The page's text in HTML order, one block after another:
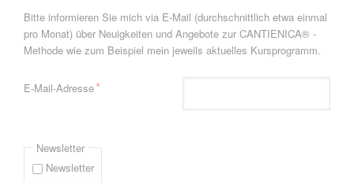
Bitte informieren Sie mich via E-Mail (durchschnittlich etwa einmal
pro Monat) über Neuigkeiten und Angebote zur CANTIENICA® -
Methode wie zum Beispiel mein jeweils aktuelles Kursprogramm.
Pflichtfeld
E-Mail-Adresse*
Newsletter
Newsletter